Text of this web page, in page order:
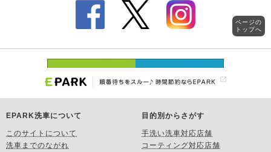
EPARK洗車について
このサイトについて
洗車までのながれ
目的別からさがす
手洗い洗車対応店舗
コーティング対応店舗
ページの
トップへ